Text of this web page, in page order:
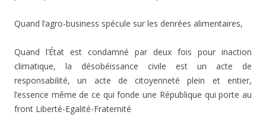
Quand l’agro-business spécule sur les denrées alimentaires,
Quand l’État est condamné par deux fois pour inaction
climatique, la désobéissance civile est un acte de
responsabilité, un acte de citoyenneté plein et entier,
l’essence même de ce qui fonde une République qui porte au
front Liberté-Egalité-Fraternité